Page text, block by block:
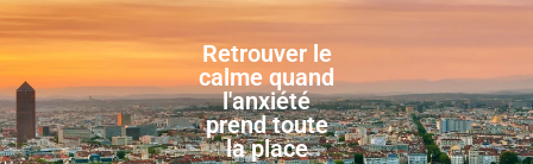
Retrouver le
calme quand
l'anxiété
prend toute
la place